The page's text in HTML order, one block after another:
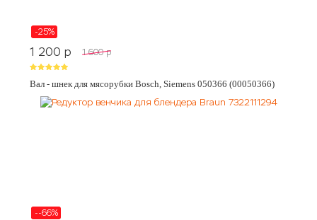
-25%
1 200 p 1 600 p
Вал - шнек для мясорубки Bosch, Siemens 050366 (00050366)
--66%